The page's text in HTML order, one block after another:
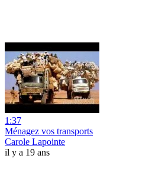
1:37
Ménagez vos transports
Carole Lapointe
il y a 19 ans